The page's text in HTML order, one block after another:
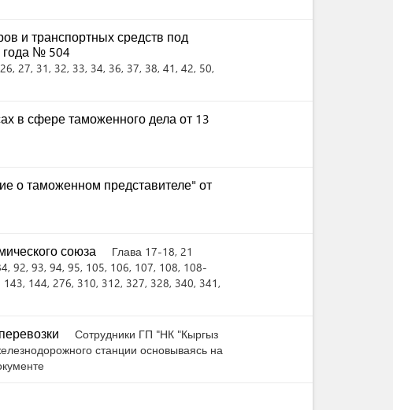
и транспортных средств под
года № 504
, 27, 31, 32, 33, 34, 36, 37, 38, 41, 42, 50,
в сфере таможенного дела от 13
о таможенном представителе" от
союза
Глава 17-18, 21
, 92, 93, 94, 95, 105, 106, 107, 108, 108-
143, 144, 276, 310, 312, 327, 328, 340, 341,
Сотрудники ГП "НК "Кыргыз
станции основываясь на